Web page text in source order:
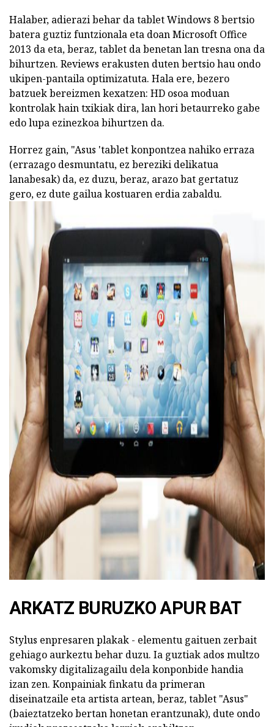
Halaber, adierazi behar da tablet Windows 8 bertsio
batera guztiz funtzionala eta doan Microsoft Office
2013 da eta, beraz, tablet da benetan lan tresna ona da
bihurtzen. Reviews erakusten duten bertsio hau ondo
ukipen-pantaila optimizatuta. Hala ere, bezero
batzuek bereizmen kexatzen: HD osoa moduan
kontrolak hain txikiak dira, lan hori betaurreko gabe
edo lupa ezinezkoa bihurtzen da.
Horrez gain, "Asus 'tablet konpontzea nahiko erraza
(errazago desmuntatu, ez bereziki delikatua
lanabesak) da, ez duzu, beraz, arazo bat gertatuz
gero, ez dute gailua kostuaren erdia zabaldu.
ad
ARKATZ BURUZKO APUR BAT
Stylus enpresaren plakak - elementu gaituen zerbait
gehiago aurkeztu behar duzu. Ia guztiak ados multzo
vakomsky digitalizagailu dela konponbide handia
izan zen. Konpainiak finkatu da primeran
diseinatzaile eta artista artean, beraz, tablet "Asus"
(baieztatzeko bertan honetan erantzunak), dute ondo